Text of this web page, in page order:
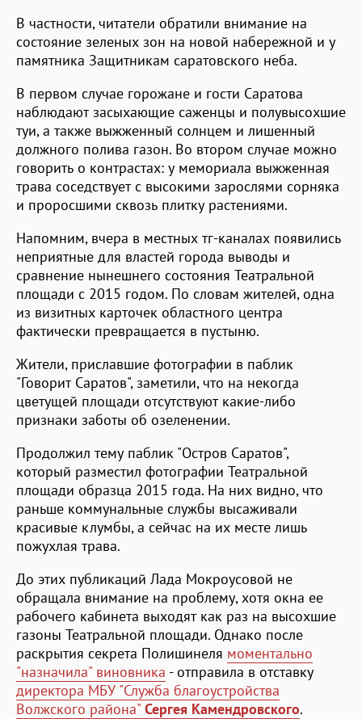
В частности, читатели обратили внимание на
состояние зеленых зон на новой набережной и у
памятника Защитникам саратовского неба.
В первом случае горожане и гости Саратова
наблюдают засыхающие саженцы и полувысохшие
туи, а также выжженный солнцем и лишенный
должного полива газон. Во втором случае можно
говорить о контрастах: у мемориала выжженная
трава соседствует с высокими зарослями сорняка
и проросшими сквозь плитку растениями.
Напомним, вчера в местных тг-каналах появились
неприятные для властей города выводы и
сравнение нынешнего состояния Театральной
площади с 2015 годом. По словам жителей, одна
из визитных карточек областного центра
фактически превращается в пустыню.
Жители, приславшие фотографии в паблик
"Говорит Саратов", заметили, что на некогда
цветущей площади отсутствуют какие-либо
признаки заботы об озеленении.
Продолжил тему паблик "Остров Саратов",
который разместил фотографии Театральной
площади образца 2015 года. На них видно, что
раньше коммунальные службы высаживали
красивые клумбы, а сейчас на их месте лишь
пожухлая трава.
До этих публикаций Лада Мокроусовой не
обращала внимание на проблему, хотя окна ее
рабочего кабинета выходят как раз на высохшие
газоны Театральной площади. Однако после
раскрытия секрета Полишинеля моментально
"назначила" виновника - отправила в отставку
директора МБУ "Служба благоустройства
Волжского района" Сергея Камендровского.